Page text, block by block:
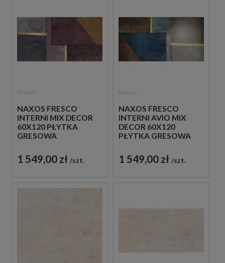
NAXOS FRESCO
INTERNI MIX DECOR
60X120 PŁYTKA
GRESOWA
1 549,00 zł szt.
NAXOS FRESCO
INTERNI AVIO MIX
DECOR 60X120
PŁYTKA GRESOWA
1 549,00 zł szt.